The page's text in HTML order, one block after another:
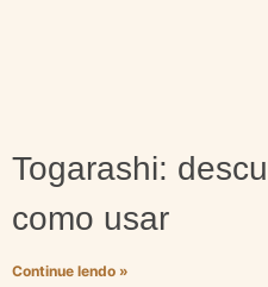
Togarashi:
como usar
Continue lendo »